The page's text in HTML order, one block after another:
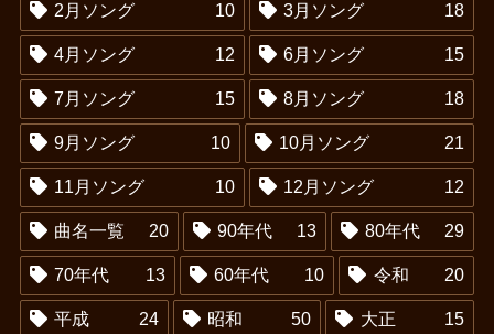
2月ソング 10 3月ソング 18
4月ソング 12 6月ソング 15
7月ソング 15 8月ソング 18
9月ソング 10 10月ソング 21
11月ソング 10 12月ソング 12
曲名一覧 20 90年代 13 80年代 29
70年代 13 60年代 10 令和 20
平成 24 昭和 50 大正 15